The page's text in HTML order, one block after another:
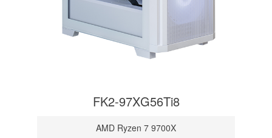
FK2-97XG56Ti8
AMD Ryzen 7 9700X